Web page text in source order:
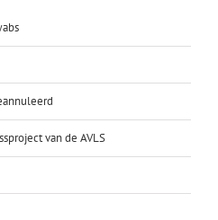
van de AVLS